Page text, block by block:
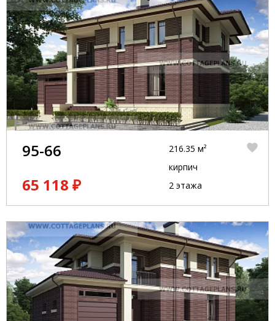
95-66
65 118 ₽
216.35 м²
кирпич
2 этажа